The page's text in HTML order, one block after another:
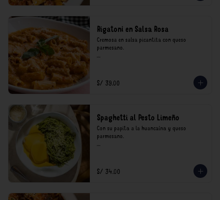
Rigatoni en Salsa Rosa
Cremosa en salsa picantita con queso
parmesano.
consumo.
S/ 39.00
Spaghetti al Pesto Limeño
Con su papita a la huancaína y queso
parmesano.
consumo.
S/ 34.00